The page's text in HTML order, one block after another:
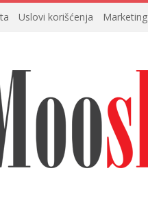
Uslovi korišćenja Marketing